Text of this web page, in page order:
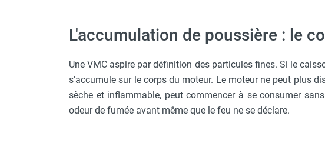
Chauffage fioul soufflant avec
Chauffage fioul soufflant avec
cheminée à raccorder sur citerne
Chauffage fioul soufflant sans
cheminée à combustion directe
L'accumulation de poussière : le
Une VMC aspire par définition des particules fines. Si le
s'accumule sur le corps du moteur. Le moteur ne peut plus
sèche et inflammable, peut commencer à se consumer
odeur de fumée avant même que le feu ne se déclare.